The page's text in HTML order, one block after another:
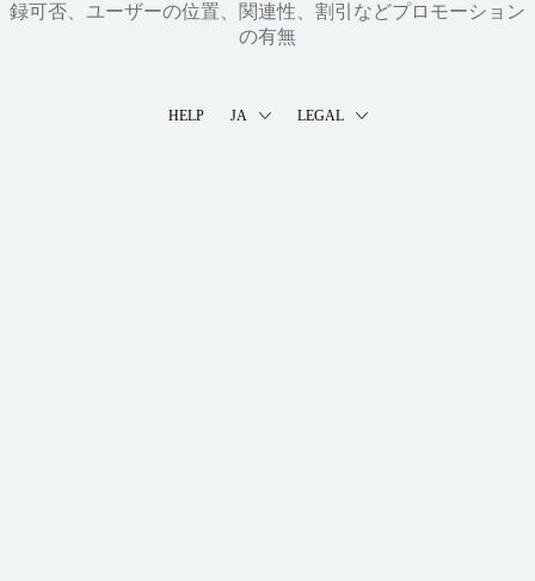
録可否、ユーザーの位置、関連性、割引などプロモーション
の有無
HELP JA LEGAL